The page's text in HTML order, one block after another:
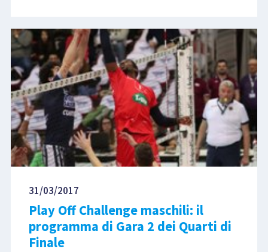
31/03/2017
Play Off Challenge maschili: il
programma di Gara 2 dei Quarti di
Finale